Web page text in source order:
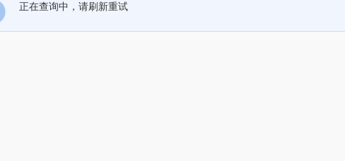
正在查询中，请刷新重试